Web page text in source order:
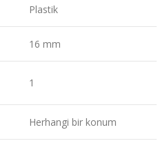
Plastik
16 mm
1
Herhangi bir konum